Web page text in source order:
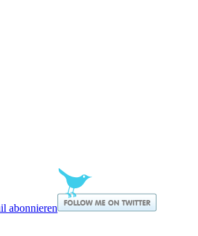
abonnieren